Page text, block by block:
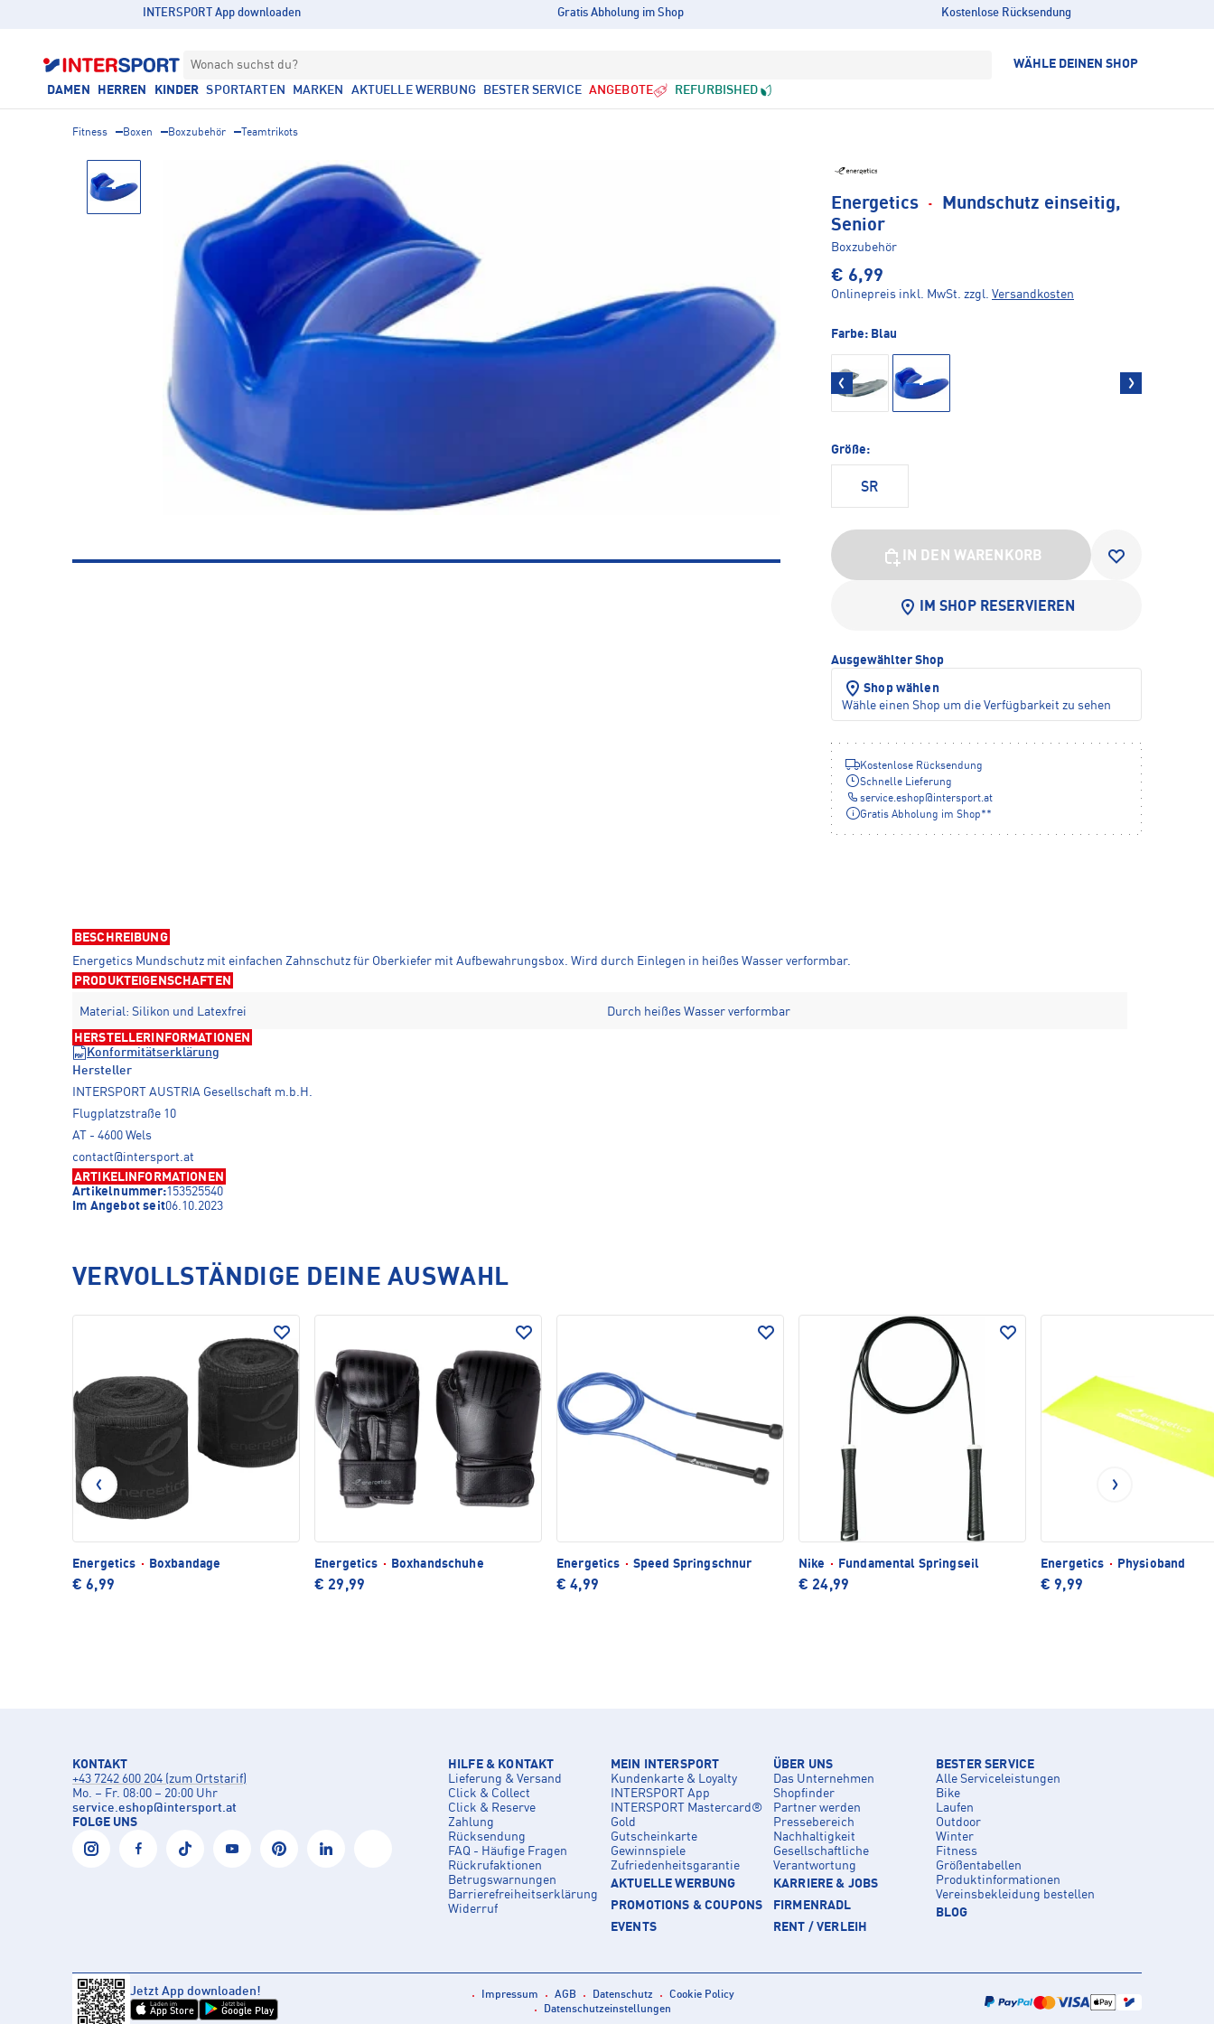
INTERSPORT App downloaden Gratis Abholung im Shop Kostenlose Rücksendung
Wonach suchst du? WÄHLE DEINEN SHOP
DAMEN HERREN KINDER SPORTARTEN MARKEN AKTUELLE WERBUNG BESTER SERVICE ANGEBOTE REFURBISHED
Fitness Boxen Boxzubehör Teamtrikots
Energetics ·
Mundschutz einseitig,
Senior
Boxzubehör
€ 6,99
Onlinepreis inkl. MwSt. zzgl. Versandkosten
Farbe: Blau
Größe:
SR
IN DEN WARENKORB
IM SHOP RESERVIEREN
Ausgewählter Shop
Shop wählen
Wähle einen Shop um die Verfügbarkeit zu sehen
Kostenlose Rücksendung
Schnelle Lieferung
service.eshop@intersport.at
Gratis Abholung im Shop**
BESCHREIBUNG
Energetics Mundschutz mit einfachen Zahnschutz für Oberkiefer mit Aufbewahrungsbox. Wird durch Einlegen in heißes Wasser verformbar.
PRODUKTEIGENSCHAFTEN
Material: Silikon und Latexfrei Durch heißes Wasser verformbar
HERSTELLERINFORMATIONEN
Konformitätserklärung
Hersteller
INTERSPORT AUSTRIA Gesellschaft m.b.H.
Flugplatzstraße 10
AT - 4600 Wels
contact@intersport.at
ARTIKELINFORMATIONEN
Artikelnummer:153525540
Im Angebot seit06.10.2023
VERVOLLSTÄNDIGE DEINE AUSWAHL
Energetics · Boxbandage
€ 6,99
Energetics · Boxhandschuhe
€ 29,99
Energetics · Speed Springschnur
€ 4,99
Nike · Fundamental Springseil
€ 24,99
Energetics · Physioband
€ 9,99
KONTAKT
+43 7242 600 204 (zum Ortstarif)
Mo. – Fr. 08:00 – 20:00 Uhr
service.eshop@intersport.at
FOLGE UNS
HILFE & KONTAKT
Lieferung & Versand
Click & Collect
Click & Reserve
Zahlung
Rücksendung
FAQ - Häufige Fragen
Rückrufaktionen
Betrugswarnungen
Barrierefreiheitserklärung
Widerruf
MEIN INTERSPORT
Kundenkarte & Loyalty
INTERSPORT App
INTERSPORT Mastercard®
Gold
Gutscheinkarte
Gewinnspiele
Zufriedenheitsgarantie
AKTUELLE WERBUNG
PROMOTIONS & COUPONS
EVENTS
ÜBER UNS
Das Unternehmen
Shopfinder
Partner werden
Pressebereich
Nachhaltigkeit
Gesellschaftliche
Verantwortung
KARRIERE & JOBS
FIRMENRADL
RENT / VERLEIH
BESTER SERVICE
Alle Serviceleistungen
Bike
Laufen
Outdoor
Winter
Fitness
Größentabellen
Produktinformationen
Vereinsbekleidung bestellen
BLOG
Jetzt App downloaden!
Laden im
App Store
Jetzt bei
Google Play
Impressum AGB Datenschutz
Cookie Policy
Datenschutzeinstellungen